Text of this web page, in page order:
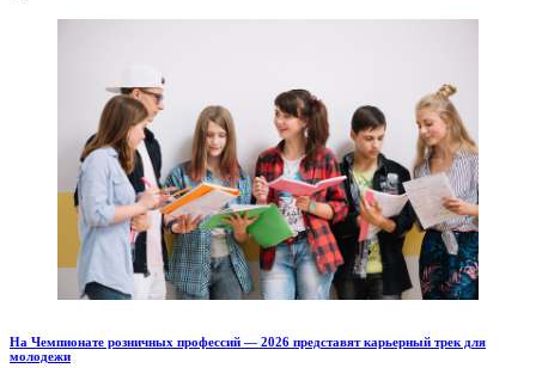
На Чемпионате розничных профессий — 2026 представят карьерный трек для
молодежи